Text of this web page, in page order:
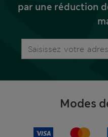
par une réduction
Modes